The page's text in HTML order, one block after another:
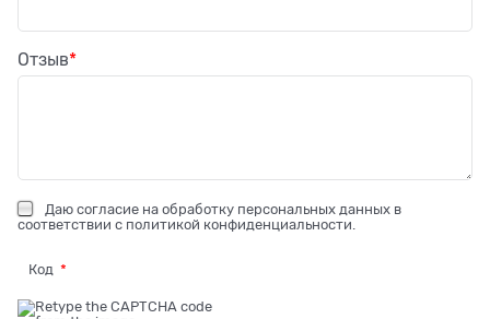
Отзыв
Даю согласие на обработку персональных данных в
соответствии с политикой конфиденциальности
Код